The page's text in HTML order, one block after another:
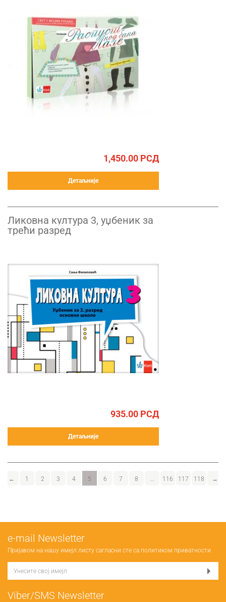
1,450.00 РСД
Детаљније
Ликовна култура 3, уџбеник за
трећи разред
935.00 РСД
Детаљније
← 1 2 3 4 5 6 7 8 116 117 118 →
е-mail Newsletter
Пријавом на нашу имејл листу сагласни сте са политиком приватности
Viber/SMS Newsletter